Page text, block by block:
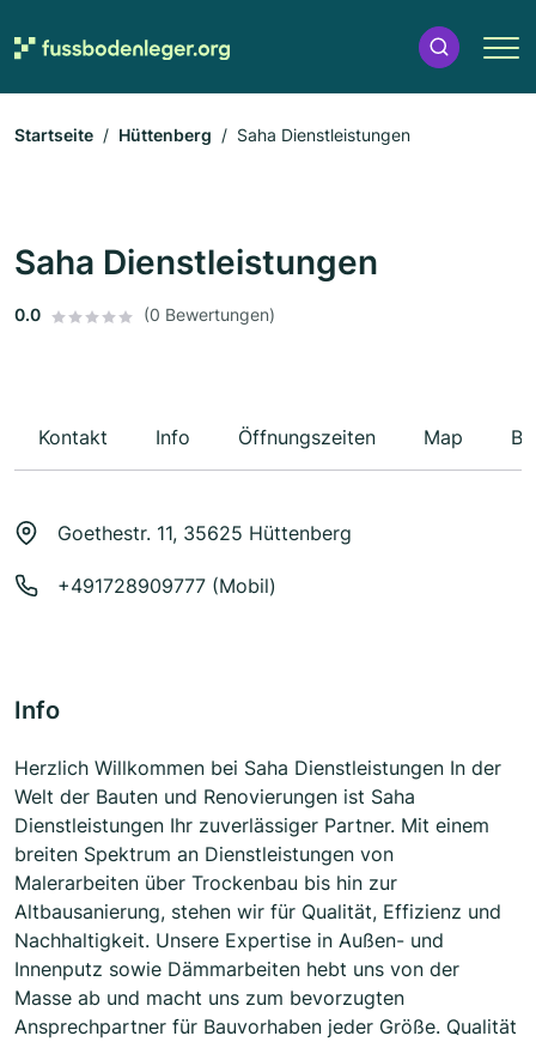
Startseite Hüttenberg Saha Dienstleistungen
Saha Dienstleistungen
0.0 (0 Bewertungen)
Kontakt Info Öffnungszeiten Map
Goethestr. 11, 35625 Hüttenberg
+491728909777 (Mobil)
Info
Herzlich Willkommen bei Saha Dienstleistungen In der
Welt der Bauten und Renovierungen ist Saha
Dienstleistungen Ihr zuverlässiger Partner. Mit einem
breiten Spektrum an Dienstleistungen von
Malerarbeiten über Trockenbau bis hin zur
Altbausanierung, stehen wir für Qualität, Effizienz und
Nachhaltigkeit. Unsere Expertise in Außen- und
Innenputz sowie Dämmarbeiten hebt uns von der
Masse ab und macht uns zum bevorzugten
Ansprechpartner für Bauvorhaben jeder Größe. Qualität